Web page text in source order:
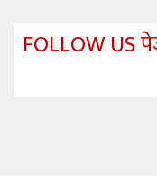
FOLLOW US